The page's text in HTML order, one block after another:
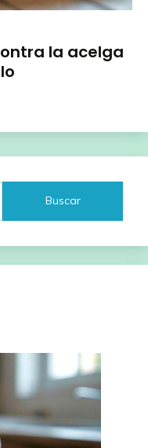
la acelga